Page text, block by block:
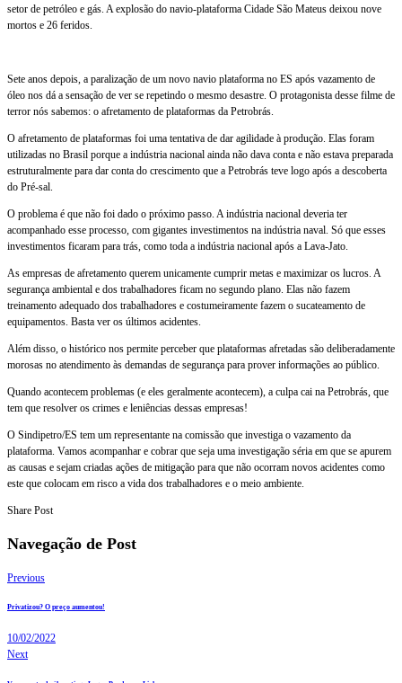
setor de petróleo e gás. A explosão do navio-plataforma Cidade São Mateus deixou nove
mortos e 26 feridos.
Sete anos depois, a paralização de um novo navio plataforma no ES após vazamento de
óleo nos dá a sensação de ver se repetindo o mesmo desastre. O protagonista desse filme de
terror nós sabemos: o afretamento de plataformas da Petrobrás.
O afretamento de plataformas foi uma tentativa de dar agilidade à produção. Elas foram
utilizadas no Brasil porque a indústria nacional ainda não dava conta e não estava preparada
estruturalmente para dar conta do crescimento que a Petrobrás teve logo após a descoberta
do Pré-sal.
O problema é que não foi dado o próximo passo. A indústria nacional deveria ter
acompanhado esse processo, com gigantes investimentos na indústria naval. Só que esses
investimentos ficaram para trás, como toda a indústria nacional após a Lava-Jato.
As empresas de afretamento querem unicamente cumprir metas e maximizar os lucros. A
segurança ambiental e dos trabalhadores ficam no segundo plano. Elas não fazem
treinamento adequado dos trabalhadores e costumeiramente fazem o sucateamento de
equipamentos. Basta ver os últimos acidentes.
Além disso, o histórico nos permite perceber que plataformas afretadas são deliberadamente
morosas no atendimento às demandas de segurança para prover informações ao público.
Quando acontecem problemas (e eles geralmente acontecem), a culpa cai na Petrobrás, que
tem que resolver os crimes e leniências dessas empresas!
O Sindipetro/ES tem um representante na comissão que investiga o vazamento da
plataforma. Vamos acompanhar e cobrar que seja uma investigação séria em que se apurem
as causas e sejam criadas ações de mitigação para que não ocorram novos acidentes como
este que colocam em risco a vida dos trabalhadores e o meio ambiente.
Share Post
Navegação de Post
Previous
Privatizou? O preço aumentou!
10/02/2022
Next